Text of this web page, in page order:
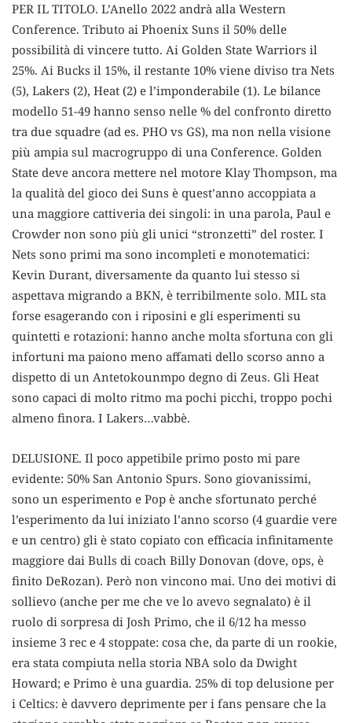
PER IL TITOLO. L’Anello 2022 andrà alla Western
Conference. Tributo ai Phoenix Suns il 50% delle
possibilità di vincere tutto. Ai Golden State Warriors il
25%. Ai Bucks il 15%, il restante 10% viene diviso tra Nets
(5), Lakers (2), Heat (2) e l’imponderabile (1). Le bilance
modello 51-49 hanno senso nelle % del confronto diretto
tra due squadre (ad es. PHO vs GS), ma non nella visione
più ampia sul macrogruppo di una Conference. Golden
State deve ancora mettere nel motore Klay Thompson, ma
la qualità del gioco dei Suns è quest’anno accoppiata a
una maggiore cattiveria dei singoli: in una parola, Paul e
Crowder non sono più gli unici “stronzetti” del roster. I
Nets sono primi ma sono incompleti e monotematici:
Kevin Durant, diversamente da quanto lui stesso si
aspettava migrando a BKN, è terribilmente solo. MIL sta
forse esagerando con i riposini e gli esperimenti su
quintetti e rotazioni: hanno anche molta sfortuna con gli
infortuni ma paiono meno affamati dello scorso anno a
dispetto di un Antetokounmpo degno di Zeus. Gli Heat
sono capaci di molto ritmo ma pochi picchi, troppo pochi
almeno finora. I Lakers…vabbè.
DELUSIONE. Il poco appetibile primo posto mi pare
evidente: 50% San Antonio Spurs. Sono giovanissimi,
sono un esperimento e Pop è anche sfortunato perché
l’esperimento da lui iniziato l’anno scorso (4 guardie vere
e un centro) gli è stato copiato con efficacia infinitamente
maggiore dai Bulls di coach Billy Donovan (dove, ops, è
finito DeRozan). Però non vincono mai. Uno dei motivi di
sollievo (anche per me che ve lo avevo segnalato) è il
ruolo di sorpresa di Josh Primo, che il 6/12 ha messo
insieme 3 rec e 4 stoppate: cosa che, da parte di un rookie,
era stata compiuta nella storia NBA solo da Dwight
Howard; e Primo è una guardia. 25% di top delusione per
i Celtics: è davvero deprimente per i fans pensare che la